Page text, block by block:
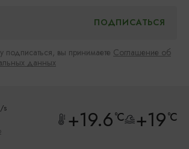
подписаться, вы принимаете Соглашение об
данных
s
+19.6°C +19°C